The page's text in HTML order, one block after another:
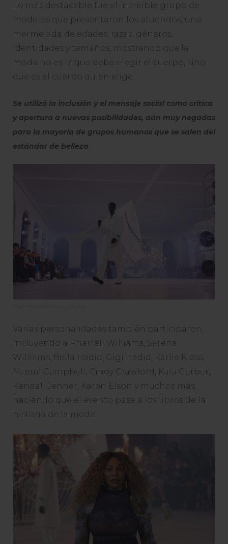
Lo más destacable fue el increíble grupo de
modelos que presentaron los atuendos, una
mermelada de edades, razas, géneros,
identidades y tamaños, mostrando que la
moda no es la que debe elegir el cuerpo, sino
que es el cuerpo quien elige.
Se utilizó la inclusión y el mensaje social como crítica
y apertura a nuevas posibilidades, aún muy negadas
para la mayoría de grupos humanos que se salen del
estándar de belleza.
Varías personalidades también participaron,
incluyendo a Pharrell Williams, Serena
Williams, Bella Hadid, Gigi Hadid, Karlie Kloss,
Naomi Campbell, Cindy Crawford, Kaia Gerber,
Kendall Jenner, Karen Elson y muchos más,
haciendo que el evento pase a los libros de la
historia de la moda.